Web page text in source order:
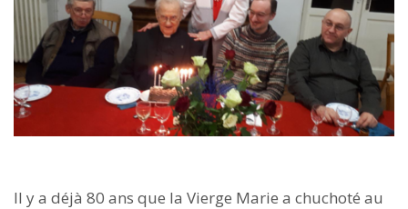
Il y a déjà 80 ans que la Vierge Marie a chuchoté au